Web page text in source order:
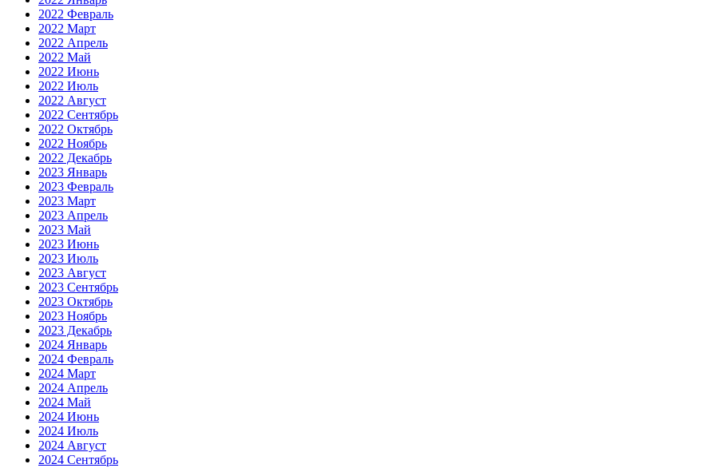
2022 Февраль
2022 Март
2022 Апрель
2022 Май
2022 Июнь
2022 Июль
2022 Август
2022 Сентябрь
2022 Октябрь
2022 Ноябрь
2022 Декабрь
2023 Январь
2023 Февраль
2023 Март
2023 Апрель
2023 Май
2023 Июнь
2023 Июль
2023 Август
2023 Сентябрь
2023 Октябрь
2023 Ноябрь
2023 Декабрь
2024 Январь
2024 Февраль
2024 Март
2024 Апрель
2024 Май
2024 Июнь
2024 Июль
2024 Август
2024 Сентябрь